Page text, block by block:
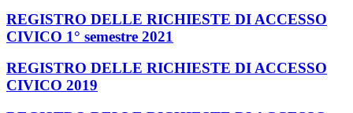
REGISTRO DELLE RICHIESTE DI ACCESSO
CIVICO 1° semestre 2021
REGISTRO DELLE RICHIESTE DI ACCESSO
CIVICO 2019